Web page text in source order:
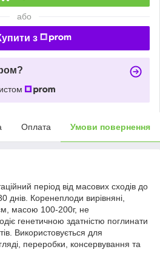
або
з
Оплата Умови повернення
період від масових сходів до
днів. Коренеплоди вирівняні,
масою 100-200г, не
генетичною здатністю поглинати
Використовується для
переробки, консервування та